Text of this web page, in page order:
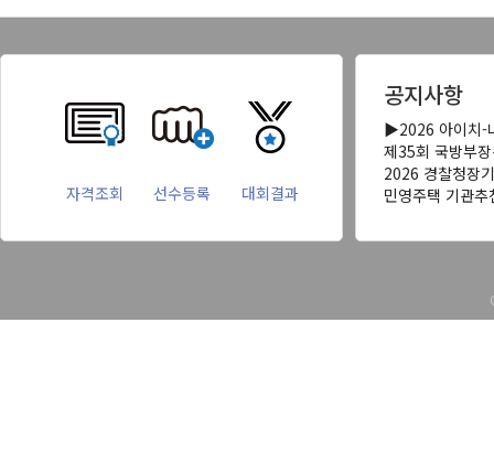
자격조회 선수등록 대회결과
공지사항
▶2026 아이치-
제35회 국방부
2026 경찰청장
민영주택 기관